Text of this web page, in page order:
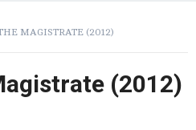
MAGISTRATE (2012)
(2012)